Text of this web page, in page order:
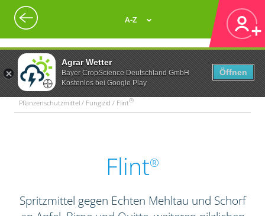
Agrar Wetter
Bayer CropScience Deutschland GmbH
Kostenlos bei Google Play
Öffnen
A-Z
Pflanzenschutzmittel / Fungizid / Flint®
Flint®
Spritzmittel gegen Echten Mehltau und Schorf